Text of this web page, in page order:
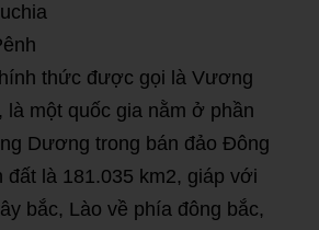
thức được gọi là Vương
là một quốc gia nằm ở phần
Dương trong bán đảo Đông
đất là 181.035 km2, giáp với
bắc, Lào về phía đông bắc,